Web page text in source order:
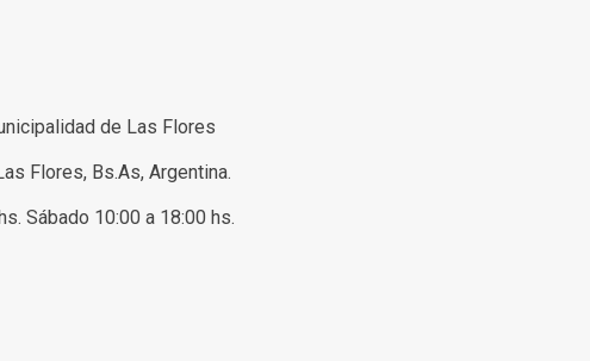
de Las Flores
Flores, Bs.As, Argentina.
Sábado 10:00 a 18:00 hs.